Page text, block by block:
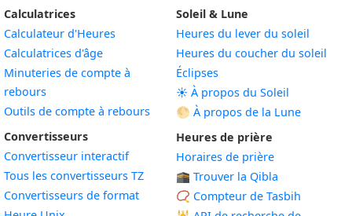
Calculatrices
Calculateur d'Heures
Calculatrices d'âge
Minuteries de compte à
rebours
Outils de compte à rebours
Convertisseurs
Convertisseur interactif
Tous les convertisseurs TZ
Convertisseurs de format
Soleil & Lune
Heures du lever du soleil
Heures du coucher du soleil
Éclipses
☀️ À propos du Soleil
🌕 À propos de la Lune
Heures de prière
Horaires de prière
🕋 Trouver la Qibla
📿 Compteur de Tasbih